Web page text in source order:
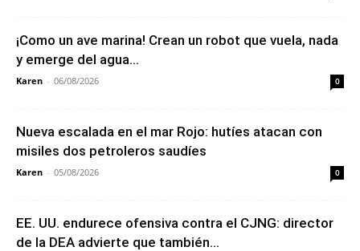
¡Como un ave marina! Crean un robot que vuela, nada
y emerge del agua...
Karen - 06/08/2026 0
Nueva escalada en el mar Rojo: hutíes atacan con
misiles dos petroleros saudíes
Karen - 05/08/2026 0
EE. UU. endurece ofensiva contra el CJNG: director
de la DEA advierte que también...